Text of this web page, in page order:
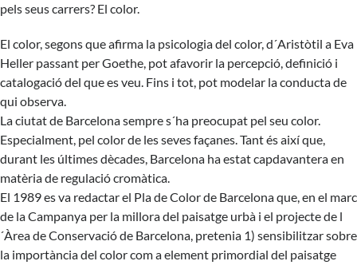
pels seus carrers? El color.
El color, segons que afirma la psicologia del color, d´Aristòtil a Eva
Heller passant per Goethe, pot afavorir la percepció, definició i
catalogació del que es veu. Fins i tot, pot modelar la conducta de
qui observa.
La ciutat de Barcelona sempre s´ha preocupat pel seu color.
Especialment, pel color de les seves façanes. Tant és així que,
durant les últimes dècades, Barcelona ha estat capdavantera en
matèria de regulació cromàtica.
El 1989 es va redactar el Pla de Color de Barcelonaque, en el marc
de la Campanya per la millora del paisatge urbà i el projecte de l
´Àrea de Conservació de Barcelona, pretenia 1) sensibilitzar sobre
la importància del color com a element primordial del paisatge